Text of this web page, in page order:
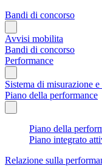
Bandi di concorso
Avvisi mobilita
Bandi di concorso
Performance
Sistema di misurazione
Piano della performance
Piano della
Piano integrato
Relazione sulla